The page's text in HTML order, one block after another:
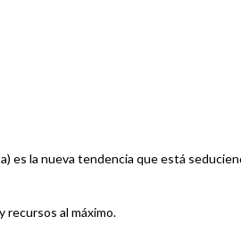
es la nueva tendencia que está
recursos al máximo.